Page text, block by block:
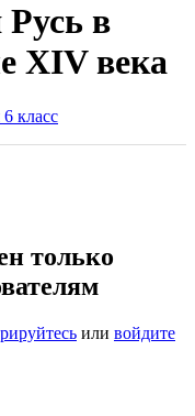
Русь в
XIV века
класс
только
или войдите